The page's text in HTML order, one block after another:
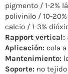
pigmento / 1-2%
polivinilo / 10-
calcio / 1-3%
Rapport vertical:
Aplicación: cola
Mantenimiento:
Soporte: no tejido